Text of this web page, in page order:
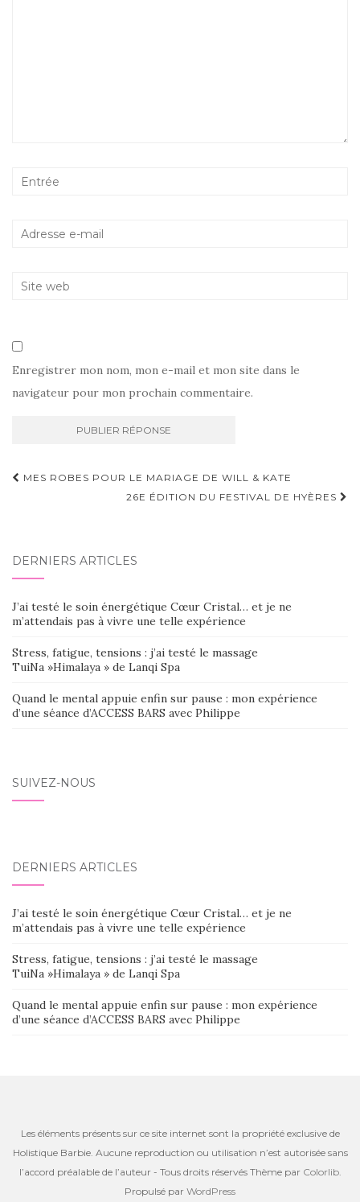
Enregistrer mon nom, mon e-mail et mon site dans le
navigateur pour mon prochain commentaire.
Navigation
MES ROBES POUR LE MARIAGE DE WILL & KATE
26E ÉDITION DU FESTIVAL DE HYÈRES
DERNIERS ARTICLES
J’ai testé le soin énergétique Cœur Cristal… et je ne
m’attendais pas à vivre une telle expérience
Stress, fatigue, tensions : j’ai testé le massage
TuiNa »Himalaya » de Lanqi Spa
Quand le mental appuie enfin sur pause : mon expérience
d’une séance d’ACCESS BARS avec Philippe
SUIVEZ-NOUS
DERNIERS ARTICLES
J’ai testé le soin énergétique Cœur Cristal… et je ne
m’attendais pas à vivre une telle expérience
Stress, fatigue, tensions : j’ai testé le massage
TuiNa »Himalaya » de Lanqi Spa
Quand le mental appuie enfin sur pause : mon expérience
d’une séance d’ACCESS BARS avec Philippe
Les éléments présents sur ce site internet sont la propriété exclusive de
Holistique Barbie. Aucune reproduction ou utilisation n’est autorisée sans
l’accord préalable de l’auteur - Tous droits réservés Thème par Colorlib.
Propulsé par WordPress